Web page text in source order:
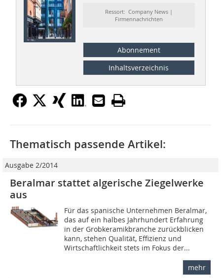
Ressort: Company News |
Firmennachrichten
Abonnement
Inhaltsverzeichnis
Thematisch passende Artikel:
Ausgabe 2/2014
Beralmar stattet algerische Ziegelwerke
aus
Für das spanische Unternehmen Beralmar,
das auf ein halbes Jahrhundert Erfahrung
in der Grobkeramikbranche zurückblicken
kann, stehen Qualität, Effizienz und
Wirtschaftlichkeit stets im Fokus der...
mehr